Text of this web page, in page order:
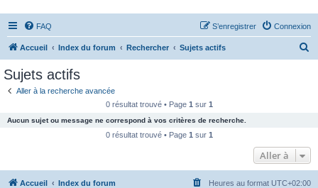
FAQ Connexion
S’enregistrer
Accueil Index du forum Rechercher Sujets actifs
c
e
Sujets actifs
Aller à la recherche avancée
0 résultat trouvé • Page 1 sur 1
Aucun sujet ou message ne correspond à vos critères de recherche.
0 résultat trouvé • Page 1 sur 1
Aller à
Accueil Index du forum Heures au format UTC+02:00